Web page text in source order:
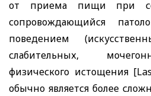
от приема пищи при
сопровождающийся
поведением
слабительных,
физического истощения [
обычно является более